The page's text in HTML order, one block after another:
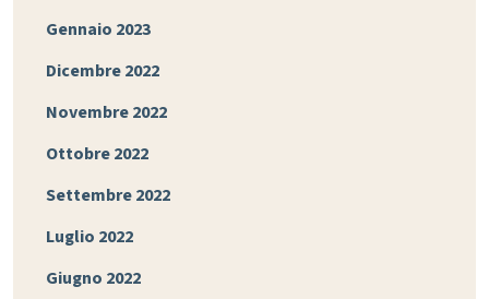
Gennaio 2023
Dicembre 2022
Novembre 2022
Ottobre 2022
Settembre 2022
Luglio 2022
Giugno 2022